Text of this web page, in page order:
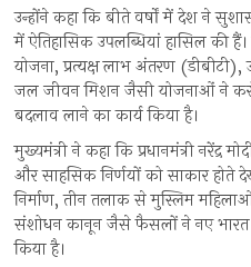
उन्होंने कहा कि बीते वर्षों में देश ने
में ऐतिहासिक उपलब्धियां हासिल की
योजना, प्रत्यक्ष लाभ अंतरण
जल जीवन मिशन जैसी योजनाओं ने
बदलाव लाने का कार्य किया है।
मुख्यमंत्री ने कहा कि प्रधानमंत्री
और साहसिक निर्णयों को साकार होते
निर्माण, तीन तलाक से मुस्लिम
संशोधन कानून जैसे फैसलों ने नए भारत
किया है।